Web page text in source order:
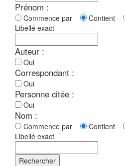
Prénom :
Commence par Contient
Libellé exact
Auteur :
Oui
Correspondant :
Oui
Personne citée :
Oui
Nom :
Commence par Contient
Libellé exact
Rechercher